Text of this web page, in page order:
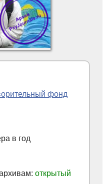
фонд
в год
открытый